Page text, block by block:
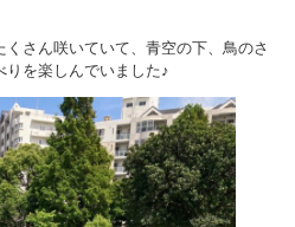
さん咲いていて、青空の下、鳥のさ
りを楽しんでいました♪